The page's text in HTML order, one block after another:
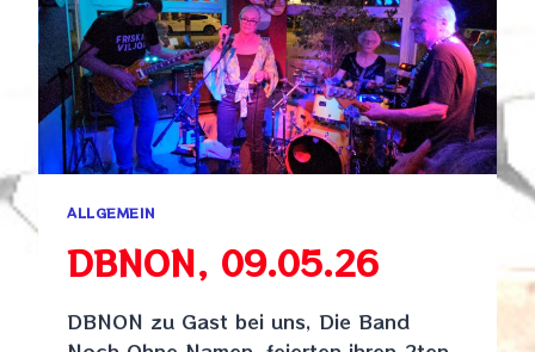
ALLGEMEIN
DBNON, 09.05.26
DBNON zu Gast bei uns, Die Band